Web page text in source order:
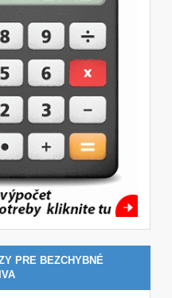
PRE BEZCHYBNÉ